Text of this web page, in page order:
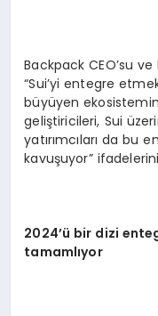
Backpack CEO’su
“Sui’yi entegre etmek,
büyüyen
geliştiricileri, Sui
yatırımcıları da bu
kavuşuyor”
2024’ü bir dizi
tamamlıyor